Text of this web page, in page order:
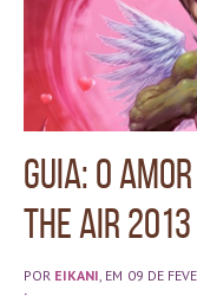
Guia: O
the air 2013
POR EIKANI , EM 09 DE
·